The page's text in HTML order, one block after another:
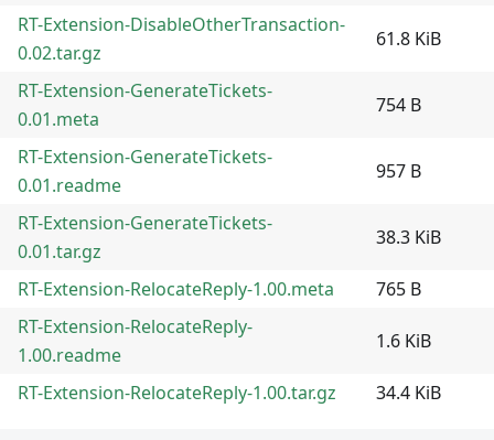
RT-Extension-DisableOtherTransaction-
0.02.tar.gz
61.8 KiB
RT-Extension-GenerateTickets-
0.01.meta
754 B
RT-Extension-GenerateTickets-
0.01.readme
957 B
RT-Extension-GenerateTickets-
0.01.tar.gz
38.3 KiB
RT-Extension-RelocateReply-1.00.meta
765 B
RT-Extension-RelocateReply-
1.00.readme
1.6 KiB
RT-Extension-RelocateReply-1.00.tar.gz 34.4 KiB